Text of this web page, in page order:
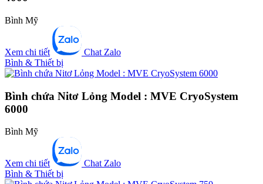
Bình Mỹ
Xem chi tiết
Chat Zalo
Bình & Thiết bị
Bình chứa Nitơ Lỏng Model : MVE CryoSystem
6000
Bình Mỹ
Xem chi tiết
Chat Zalo
Bình & Thiết bị